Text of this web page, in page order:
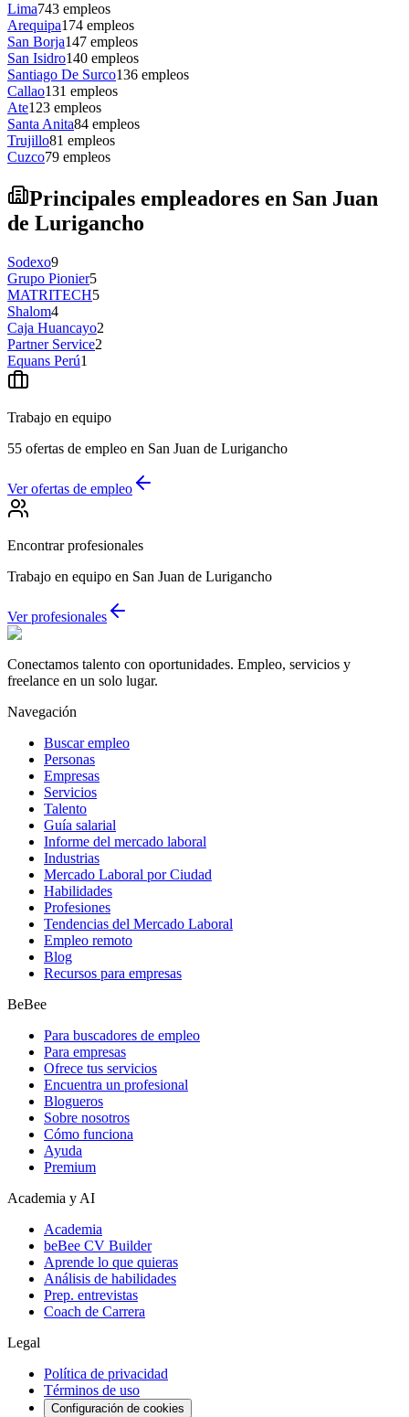
Lima743 empleos
Arequipa174 empleos
San Borja147 empleos
San Isidro140 empleos
Santiago De Surco136 empleos
Callao131 empleos
Ate123 empleos
Santa Anita84 empleos
Trujillo81 empleos
Cuzco79 empleos
Principales empleadores en San Juan
de Lurigancho
Sodexo9
Grupo Pionier5
MATRITECH5
Shalom4
Caja Huancayo2
Partner Service2
Equans Perú1
Trabajo en equipo
55 ofertas de empleo en San Juan de Lurigancho
Ver ofertas de empleo
Encontrar profesionales
Trabajo en equipo en San Juan de Lurigancho
Ver profesionales
Conectamos talento con oportunidades. Empleo, servicios y
freelance en un solo lugar.
Navegación
Buscar empleo
Personas
Empresas
Servicios
Talento
Guía salarial
Informe del mercado laboral
Industrias
Mercado Laboral por Ciudad
Habilidades
Profesiones
Tendencias del Mercado Laboral
Empleo remoto
Blog
Recursos para empresas
BeBee
Para buscadores de empleo
Para empresas
Ofrece tus servicios
Encuentra un profesional
Blogueros
Sobre nosotros
Cómo funciona
Ayuda
Premium
Academia y AI
Academia
beBee CV Builder
Aprende lo que quieras
Análisis de habilidades
Prep. entrevistas
Coach de Carrera
Legal
Política de privacidad
Términos de uso
Configuración de cookies